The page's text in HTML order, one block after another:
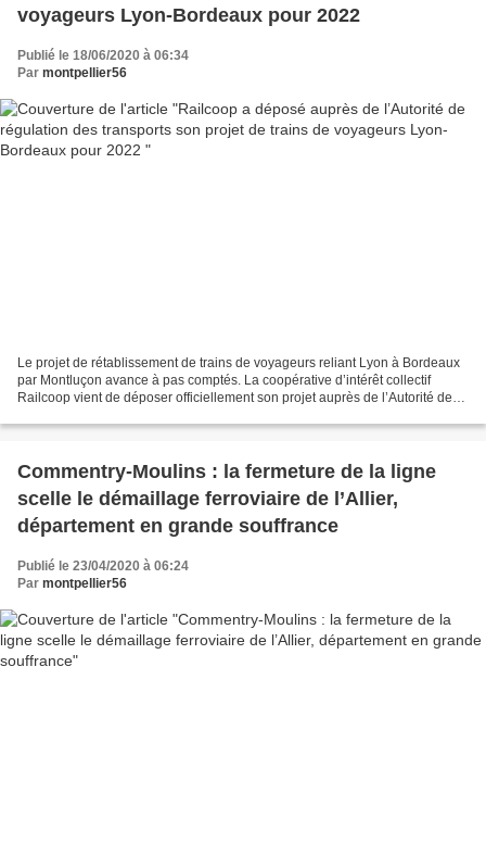
voyageurs Lyon-Bordeaux pour 2022
Publié le 18/06/2020 à 06:34
Par montpellier56
Le projet de rétablissement de trains de voyageurs reliant Lyon à Bordeaux
par Montluçon avance à pas comptés. La coopérative d’intérêt collectif
Railcoop vient de déposer officiellement son projet auprès de l’Autorité de
Commentry-Moulins : la fermeture de la ligne
scelle le démaillage ferroviaire de l’Allier,
département en grande souffrance
Publié le 23/04/2020 à 06:24
Par montpellier56